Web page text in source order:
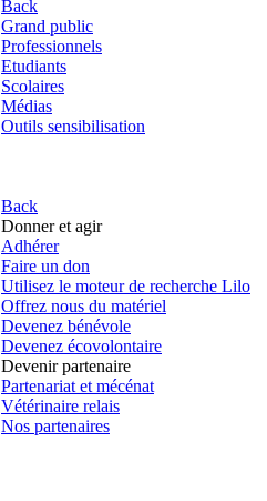
Back
Grand public
Professionnels
Etudiants
Scolaires
Médias
Outils sensibilisation
Back
Donner et agir
Adhérer
Faire un don
Utilisez le moteur de recherche Lilo
Offrez nous du matériel
Devenez bénévole
Devenez écovolontaire
Devenir partenaire
Partenariat et mécénat
Vétérinaire relais
Nos partenaires